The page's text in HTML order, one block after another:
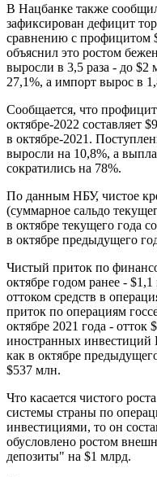
В Нацбанке также
зафиксирован дефицит
сравнению с профицитом
объяснил это ростом
выросли в 3,5 раза - до $2
27,1%, а импорт вырос в
Сообщается, что
октябре-2022 составляет
в октябре-2021.
выросли на 10,8%, а
сократились на 78%.
По данным НБУ, чистое
(суммарное сальдо
в октябре текущего года
в октябре предыдущего
Чистый приток по
октябре годом ранее -
оттоком средств в
приток по операциям
октябре 2021 года -
иностранных инвестиций
как в октябре
$537 млн.
Что касается чистого
системы страны по
инвестициями, то он
обусловлено ростом
депозиты" на $1 млрд.